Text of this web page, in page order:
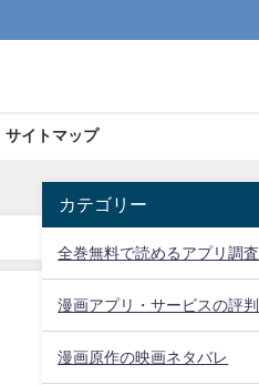
サイトマップ
カテゴリー
全巻無料で読めるアプリ調査
漫画アプリ・サービスの評判
漫画原作の映画ネタバレ